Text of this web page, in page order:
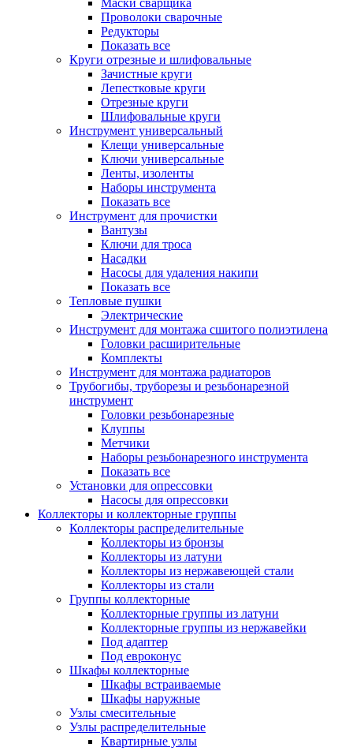
Маски сварщика
Проволоки сварочные
Редукторы
Показать все
Круги отрезные и шлифовальные
Зачистные круги
Лепестковые круги
Отрезные круги
Шлифовальные круги
Инструмент универсальный
Клещи универсальные
Ключи универсальные
Ленты, изоленты
Наборы инструмента
Показать все
Инструмент для прочистки
Вантузы
Ключи для троса
Насадки
Насосы для удаления накипи
Показать все
Тепловые пушки
Электрические
Инструмент для монтажа сшитого полиэтилена
Головки расширительные
Комплекты
Инструмент для монтажа радиаторов
Трубогибы, труборезы и резьбонарезной
инструмент
Головки резьбонарезные
Клуппы
Метчики
Наборы резьбонарезного инструмента
Показать все
Установки для опрессовки
Насосы для опрессовки
Коллекторы и коллекторные группы
Коллекторы распределительные
Коллекторы из бронзы
Коллекторы из латуни
Коллекторы из нержавеющей стали
Коллекторы из стали
Группы коллекторные
Коллекторные группы из латуни
Коллекторные группы из нержавейки
Под адаптер
Под евроконус
Шкафы коллекторные
Шкафы встраиваемые
Шкафы наружные
Узлы смесительные
Узлы распределительные
Квартирные узлы